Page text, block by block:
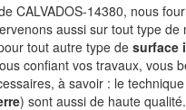
CALVADOS-14380, nous
aussi sur tout type de
tout autre type desurface
confiant vos travaux, vous
à savoir : le
) sont aussi de haute